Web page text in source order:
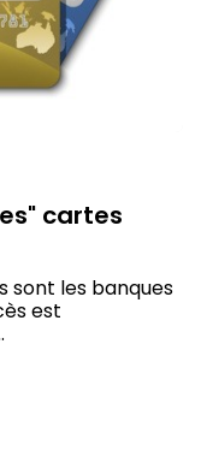
cartes
sont les banques
est